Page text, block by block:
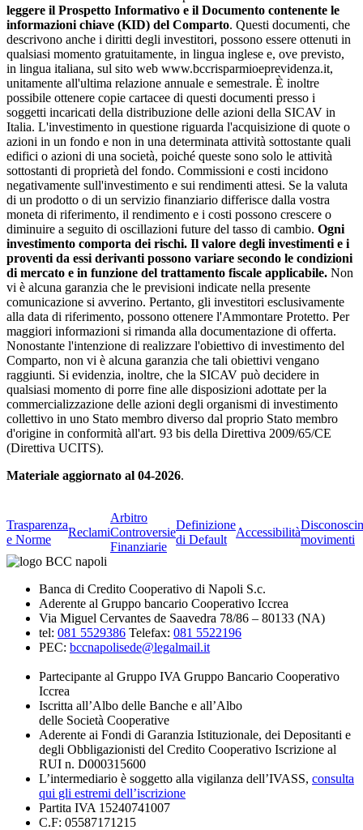
leggere il Prospetto Informativo e il Documento contenente le
informazioni chiave (KID) del Comparto. Questi documenti, che
descrivono anche i diritti degli investitori, possono essere ottenuti in
qualsiasi momento gratuitamente, in lingua inglese e, ove previsto,
in lingua italiana, sul sito web www.bccrisparmioeprevidenza.it,
unitamente all'ultima relazione annuale e semestrale. È inoltre
possibile ottenere copie cartacee di questi documenti presso i
soggetti incaricati della distribuzione delle azioni della SICAV in
Italia. L'investimento in questione riguarda l'acquisizione di quote o
azioni in un fondo e non in una determinata attività sottostante quali
edifici o azioni di una società, poiché queste sono solo le attività
sottostanti di proprietà del fondo. Commissioni e costi incidono
negativamente sull'investimento e sui rendimenti attesi. Se la valuta
di un prodotto o di un servizio finanziario differisce dalla vostra
moneta di riferimento, il rendimento e i costi possono crescere o
diminuire a seguito di oscillazioni future del tasso di cambio. Ogni
investimento comporta dei rischi. Il valore degli investimenti e i
proventi da essi derivanti possono variare secondo le condizioni
di mercato e in funzione del trattamento fiscale applicabile. Non
vi è alcuna garanzia che le previsioni indicate nella presente
comunicazione si avverino. Pertanto, gli investitori esclusivamente
alla data di riferimento, possono ottenere l'Ammontare Protetto. Per
maggiori informazioni si rimanda alla documentazione di offerta.
Nonostante l'intenzione di realizzare l'obiettivo di investimento del
Comparto, non vi è alcuna garanzia che tali obiettivi vengano
raggiunti. Si evidenzia, inoltre, che la SICAV può decidere in
qualsiasi momento di porre fine alle disposizioni adottate per la
commercializzazione delle azioni degli organismi di investimento
collettivo in uno Stato membro diverso dal proprio Stato membro
d'origine in conformità all'art. 93 bis della Direttiva 2009/65/CE
(Direttiva UCITS).
Materiale aggiornato al 04-2026.
Trasparenza
e Norme
Reclami
Arbitro
Controversie
Finanziarie
Definizione
di Default
Accessibilità
movimenti
Banca di Credito Cooperativo di Napoli S.c.
Aderente al Gruppo bancario Cooperativo Iccrea
Via Miguel Cervantes de Saavedra 78/86 – 80133 (NA)
tel: 081 5529386 Telefax: 081 5522196
PEC: bccnapolisede@legalmail.it
Partecipante al Gruppo IVA Gruppo Bancario Cooperativo
Iccrea
Iscritta all’Albo delle Banche e all’Albo
delle Società Cooperative
Aderente ai Fondi di Garanzia Istituzionale, dei Depositanti e
degli Obbligazionisti del Credito Cooperativo Iscrizione al
RUI n. D000315600
L’intermediario è soggetto alla vigilanza dell’IVASS, consulta
qui gli estremi dell’iscrizione
Partita IVA 15240741007
C.F: 05587171215